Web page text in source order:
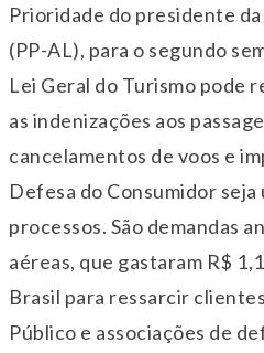
Prioridade do presidente
(PP-AL), para o segundo
Lei Geral do Turismo pode
as indenizações aos
cancelamentos de voos e
Defesa do Consumidor seja
processos. São demandas
aéreas, que gastaram R$
Brasil para ressarcir
Público e associações de